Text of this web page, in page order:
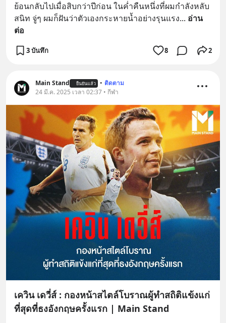
ย้อนกลับไปเมื่อสิบกว่าปีก่อน ในค่ำคืนหนึ่งที่ผมกำลังหลับ
สนิท จู่ๆ ผมก็ฝันว่าตัวเองกระหายน้ำอย่างรุนแรง... อ่าน
ต่อ
3 บันทึก 8 2
Main Stand ยืนยันแล้ว • ติดตาม
24 มี.ค. 2025 เวลา 02:37 • กีฬา
เควิน เดวี่ส์ : กองหน้าสไตล์โบราณผู้ทำสถิติแข้งแก่
ที่สุดที่ธงอังกฤษครั้งแรก | Main Stand